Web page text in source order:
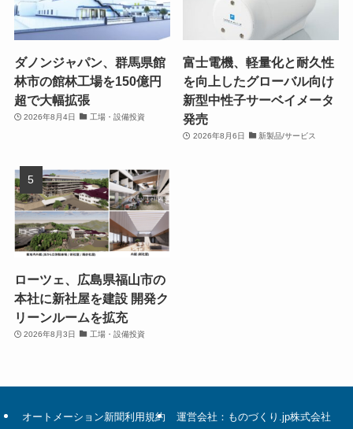
ダノンジャパン、群馬県館
林市の館林工場を150億円
超で大幅拡張
2026年8月4日 工場・設備投資
富士電機、軽量化と耐久性
を向上したグローバル向け
新型中性子サーベイメータ
発売
2026年8月6日 新製品/サービス
ローツェ、広島県福山市の
本社に新社屋を建設 開発ク
リーンルームを拡充
2026年8月3日 工場・設備投資
オートメーション新聞利用規約 運営会社：ものづくり.jp株式会社